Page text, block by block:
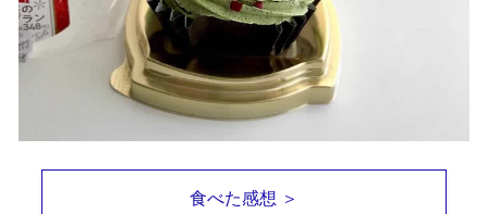
食べた感想 ＞